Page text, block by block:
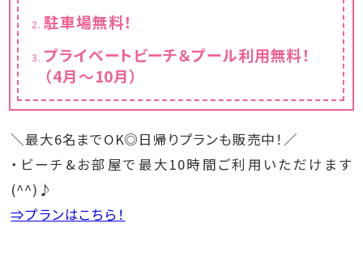
駐車場無料！
プライベートビーチ＆プール利用無料！
（4月～10月）
＼最大6名までOK◎日帰りプランも販売中！／
・ビーチ&お部屋で最大10時間ご利用いただけます
(^^)♪
⇒プランはこちら！